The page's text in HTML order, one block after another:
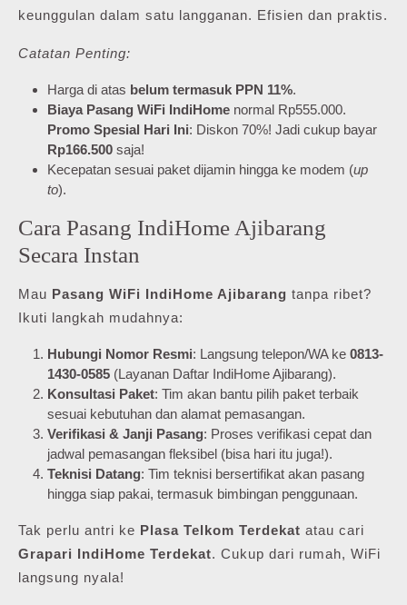
keunggulan dalam satu langganan. Efisien dan praktis.
Catatan Penting:
Harga di atas belum termasuk PPN 11%.
Biaya Pasang WiFi IndiHome normal Rp555.000.
Promo Spesial Hari Ini: Diskon 70%! Jadi cukup bayar
Rp166.500 saja!
Kecepatan sesuai paket dijamin hingga ke modem (up
to).
Cara Pasang IndiHome Ajibarang
Secara Instan
Mau Pasang WiFi IndiHome Ajibarang tanpa ribet?
Ikuti langkah mudahnya:
Hubungi Nomor Resmi: Langsung telepon/WA ke 0813-
1430-0585 (Layanan Daftar IndiHome Ajibarang).
Konsultasi Paket: Tim akan bantu pilih paket terbaik
sesuai kebutuhan dan alamat pemasangan.
Verifikasi & Janji Pasang: Proses verifikasi cepat dan
jadwal pemasangan fleksibel (bisa hari itu juga!).
Teknisi Datang: Tim teknisi bersertifikat akan pasang
hingga siap pakai, termasuk bimbingan penggunaan.
Tak perlu antri ke Plasa Telkom Terdekat atau cari
Grapari IndiHome Terdekat. Cukup dari rumah, WiFi
langsung nyala!